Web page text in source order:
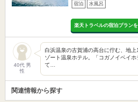
宿泊 水風呂
楽天トラベルの宿泊プラン
40代 男
性
白浜温泉の古賀浦の高台に佇む、地上
ゾート温泉ホテル。「コガノイベイ
て…
関連情報から探す